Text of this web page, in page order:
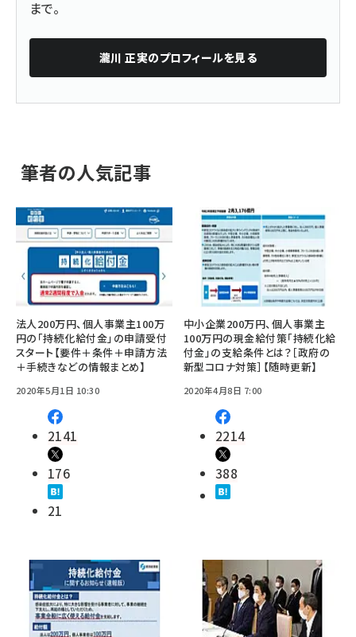
まで。
瀧川 正実のプロフィールを見る
筆者の人気記事
法人200万円、個人事業主100万
円の「持続化給付金」の申請受付
スタート【要件＋条件＋申請方法
＋手続きなどの情報まとめ】
2020年5月1日 10:30
2141
176
21
中小企業200万円、個人事業主
100万円の現金給付策「持続化給
付金」の支給条件とは？［政府の
新型コロナ対策］【随時更新】
2020年4月8日 7:00
2214
388